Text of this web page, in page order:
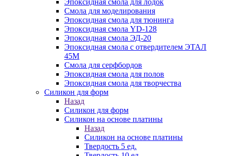
Эпоксидная смола для лодок
Смола для моделирования
Эпоксидная смола для тюнинга
Эпоксидная смола YD-128
Эпоксидная смола ЭД-20
Эпоксидная смола с отвердителем ЭТАЛ
45М
Смола для серфбордов
Эпоксидная смола для полов
Эпоксидная смола для творчества
Силикон для форм
Назад
Силикон для форм
Силикон на основе платины
Назад
Силикон на основе платины
Твердость 5 ед.